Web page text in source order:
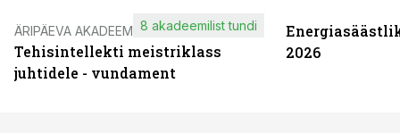
ÄRIPÄEVA AKADEEMIA
Tehisintellekti meistriklass
juhtidele - vundament
8 akadeemilist tundi
2026